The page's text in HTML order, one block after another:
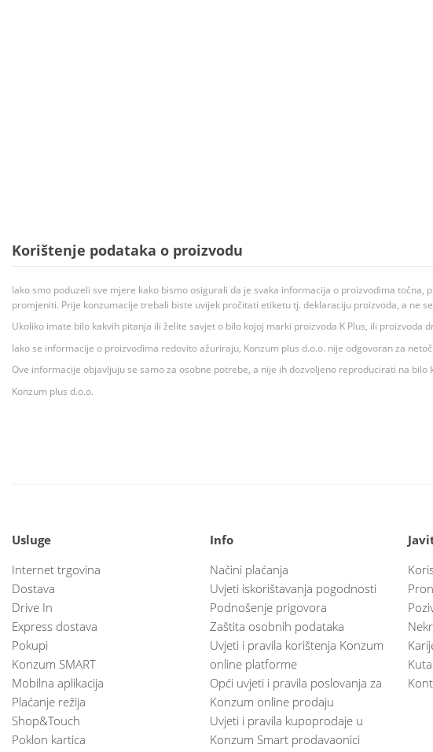
Korištenje podataka o proizvodu
Iako smo poduzeli sve mjere kako bismo osigurali da je svaka informacija o proizvodima
promjeniti. Prije konzumacije trebali biste uvijek pročitati etiketu tj. deklaraciju proizvoda, a ne
Ukoliko imate bilo kakvih pitanja ili želite savjet o bilo kojoj marki proizvoda K Plus, ili
Iako se informacije o proizvodima redovito ažuriraju, Konzum plus d.o.o. nije odgovoran za
Ove informacije objavljuju se samo za osobne potrebe, a nije ih dozvoljeno reproducirati na
Konzum plus d.o.o.
Usluge
Internet trgovina
Dostava
Drive In
Express dostava
Pokupi
Konzum SMART
Mobilna aplikacija
Plaćanje režija
Shop&Touch
Poklon kartica
Info
Načini plaćanja
Uvjeti iskorištavanja pogodnosti
Podnošenje prigovora
Zaštita osobnih podataka
Uvjeti i pravila korištenja Konzum
online platforme
Opći uvjeti i pravila poslovanja za
Konzum online prodaju
Uvjeti i pravila kupoprodaje u
Konzum Smart prodavaonici